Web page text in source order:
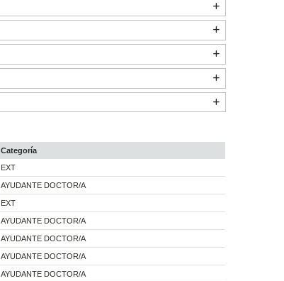
Categoría
EXT
AYUDANTE DOCTOR/A
EXT
AYUDANTE DOCTOR/A
AYUDANTE DOCTOR/A
AYUDANTE DOCTOR/A
AYUDANTE DOCTOR/A